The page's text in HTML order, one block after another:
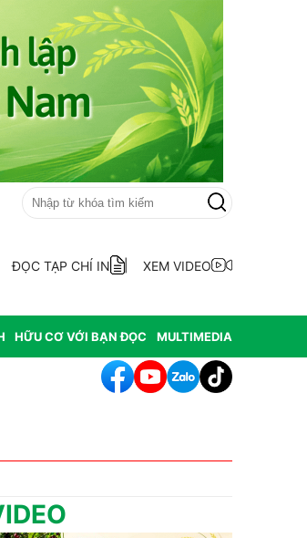
ĐỌC TẠP CHÍ IN XEM VIDEO
HỮU CƠ VỚI BẠN ĐỌC MULTIMEDIA
Than